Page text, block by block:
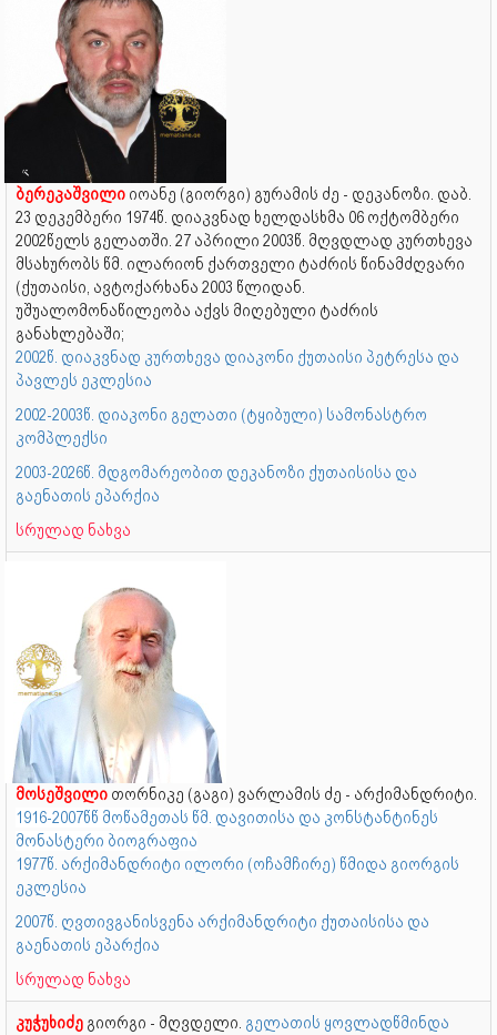
ბერეკაშვილი იოანე (გიორგი) გურამის ძე - დეკანოზი. დაბ.
23 დეკემბერი 1974წ. დიაკვნად ხელდასხმა 06 ოქტომბერი
2002წელს გელათში. 27 აპრილი 2003წ. მღვდლად კურთხევა
მსახურობს წმ. ილარიონ ქართველი ტაძრის წინამძღვარი
(ქუთაისი, ავტოქარხანა 2003 წლიდან.
უშუალომონაწილეობა აქვს მიღებული ტაძრის
განახლებაში;
2002წ. დიაკვნად კურთხევა დიაკონი ქუთაისი პეტრესა და
პავლეს ეკლესია
2002-2003წ. დიაკონი გელათი (ტყიბული) სამონასტრო
კომპლექსი
2003-2026წ. მდგომარეობით დეკანოზი ქუთაისისა და
გაენათის ეპარქია
სრულად ნახვა
მოსეშვილი თორნიკე (გაგი) ვარლამის ძე - არქიმანდრიტი.
1916-2007წწ მოწამეთას წმ. დავითისა და კონსტანტინეს
მონასტერი ბიოგრაფია
1977წ. არქიმანდრიტი ილორი (ოჩამჩირე) წმიდა გიორგის
ეკლესია
2007წ. ღვთივგანისვენა არქიმანდრიტი ქუთაისისა და
გაენათის ეპარქია
სრულად ნახვა
კუჭუხიძე გიორგი - მღვდელი. გელათის ყოვლადწმინდა